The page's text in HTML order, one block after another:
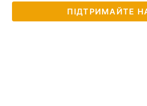
ПІДТРИМАЙТЕ